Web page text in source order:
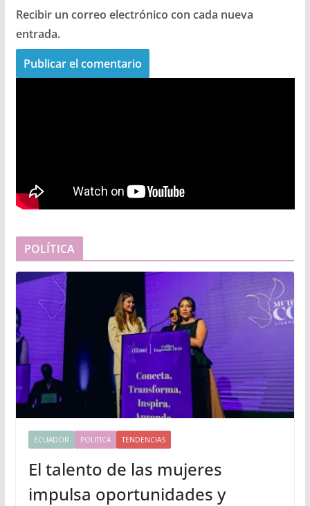
Recibir un correo electrónico con cada nueva
entrada.
POLÍTICA
ECUADOR POLITICA TENDENCIAS
El talento de las mujeres
impulsa oportunidades y